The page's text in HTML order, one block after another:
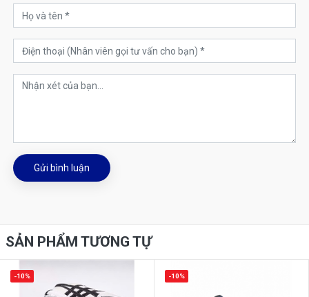
Gửi bình luận
SẢN PHẨM TƯƠNG TỰ
-10% -10%